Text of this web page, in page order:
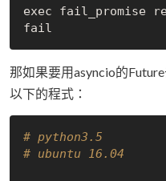
exec fail_promise
那如果要用asyncio的
以下的程式：
# python3.5
# ubuntu 16.04